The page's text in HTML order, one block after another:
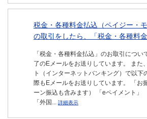
税金・各種料金払込（ペイジー・
の取引をしたら、「税金・各種料金
「税金・各種料金払込」のお取引につ
了のEメールをお送りしています。 また
ト（インターネットバンキング）で以下
際もEメールをお送りしています。 「お
ーン振込も含みます） 「eペイメント」
「外国... 詳細表示